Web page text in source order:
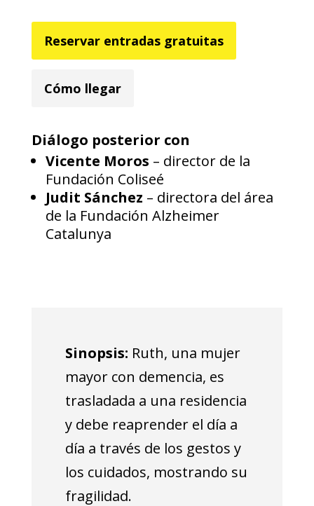
Reservar entradas gratuitas
Cómo llegar
Diálogo posterior con
Vicente Moros – director de la
Fundación Coliseé
Judit Sánchez – directora del área
de la Fundación Alzheimer
Catalunya
Sinopsis: Ruth, una mujer
mayor con demencia, es
trasladada a una residencia
y debe reaprender el día a
día a través de los gestos y
los cuidados, mostrando su
fragilidad.